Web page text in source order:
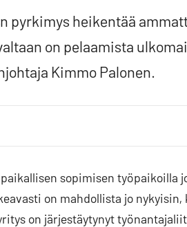
pyrkimys heikentää
on pelaamista
Kimmo Palonen.
sopimisen
on mahdollista jo
on järjestäytynyt